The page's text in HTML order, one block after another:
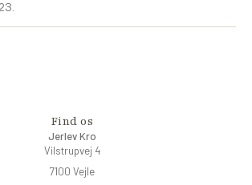
Find os
Jerlev Kro
Vilstrupvej 4
7100 Vejle